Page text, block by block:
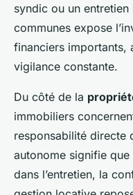
syndic ou un
communes expose
financiers importants,
vigilance constante.
Du côté de la
immobiliers
responsabilité directe
autonome signifie
dans l’entretien, la